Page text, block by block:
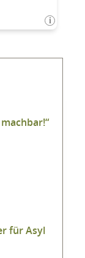
für Asyl